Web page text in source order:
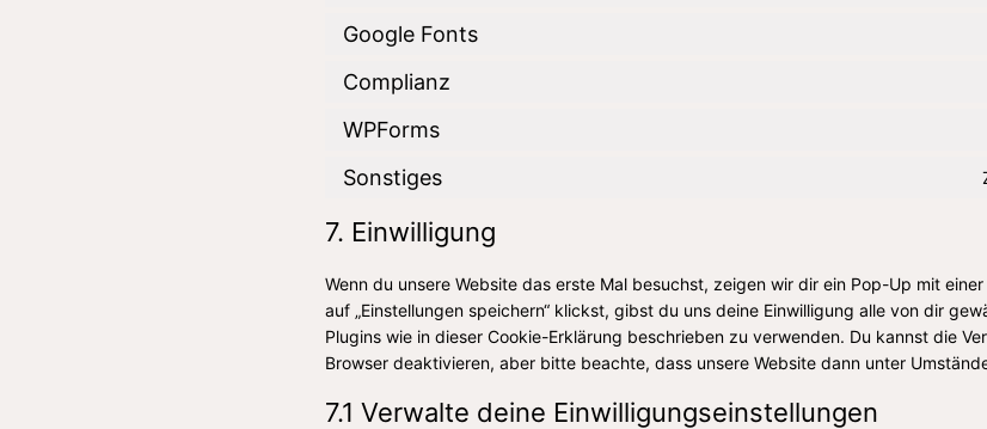
Google Fonts
Complianz
WPForms
Sonstiges
7. Einwilligung
Wenn du unsere Website das erste Mal besuchst, zeigen wir dir ein Pop-Up mit
auf „Einstellungen speichern“ klickst, gibst du uns deine Einwilligung alle von dir
Plugins wie in dieser Cookie-Erklärung beschrieben zu verwenden. Du kannst die
Browser deaktivieren, aber bitte beachte, dass unsere Website dann unter
7.1 Verwalte deine Einwilligungseinstellungen